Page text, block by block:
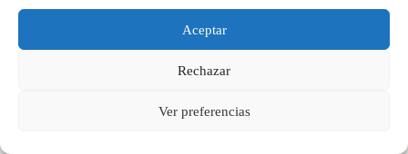
Aceptar
Rechazar
Ver preferencias
Ejecutamos y rematamos